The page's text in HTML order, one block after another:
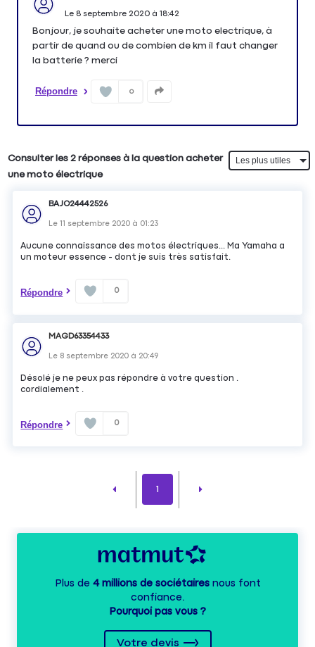
Le 8 septembre 2020à 18:42
Bonjour, je souhaite acheter une moto electrique, à
partir de quand ou de combien de km il faut changer
la batterie ? merci
Répondre 0
Consulter les 2 réponses à la question acheter
une moto électrique
BAJO24442526
Le11 septembre 2020 à 01:23
Aucune connaissance des motos électriques... Ma Yamaha a
un moteur essence - dont je suis très satisfait.
Répondre 0
MAGD63354433
Le 8 septembre 2020 à 20:49
Désolé je ne peux pas répondre à votre question .
cordialement .
Répondre 0
1
Plus de 4 millions de sociétairesnous font
confiance.
Pourquoi pas vous ?
Votre devis